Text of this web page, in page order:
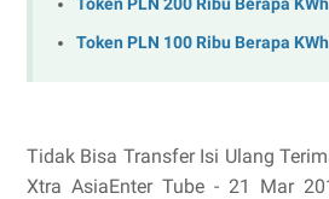
Token PLN 200 Ribu Berapa KWh
Token PLN 100 Ribu Berapa KWh
Tidak Bisa Transfer Isi Ulang
Xtra AsiaEnter Tube - 21 Mar